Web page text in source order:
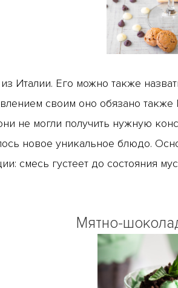
Италии. Его можно также
своим оно обязано
не могли получить нужную
новое уникальное блюдо.
смесь густеет до состояния
Мятно-